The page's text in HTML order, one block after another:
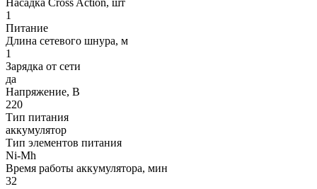
1
Питание
Длина сетевого шнура, м
1
Зарядка от сети
да
Напряжение, В
220
Тип питания
аккумулятор
Тип элементов питания
Ni-Mh
Время работы аккумулятора, мин
32